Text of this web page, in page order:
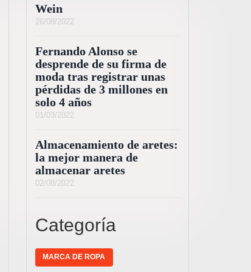
Wein
26/08/2022
Fernando Alonso se
desprende de su firma de
moda tras registrar unas
pérdidas de 3 millones en
solo 4 años
01/03/2022
Almacenamiento de aretes:
la mejor manera de
almacenar aretes
02/08/2022
Categoría
MARCA DE ROPA